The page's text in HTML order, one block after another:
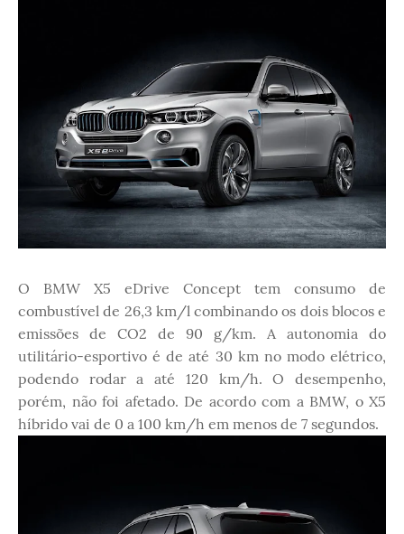
O BMW X5 eDrive Concept tem consumo de
combustível de 26,3 km/l combinando os dois blocos e
emissões de CO2 de 90 g/km. A autonomia do
utilitário-esportivo é de até 30 km no modo elétrico,
podendo rodar a até 120 km/h. O desempenho,
porém, não foi afetado. De acordo com a BMW, o X5
híbrido vai de 0 a 100 km/h em menos de 7 segundos.